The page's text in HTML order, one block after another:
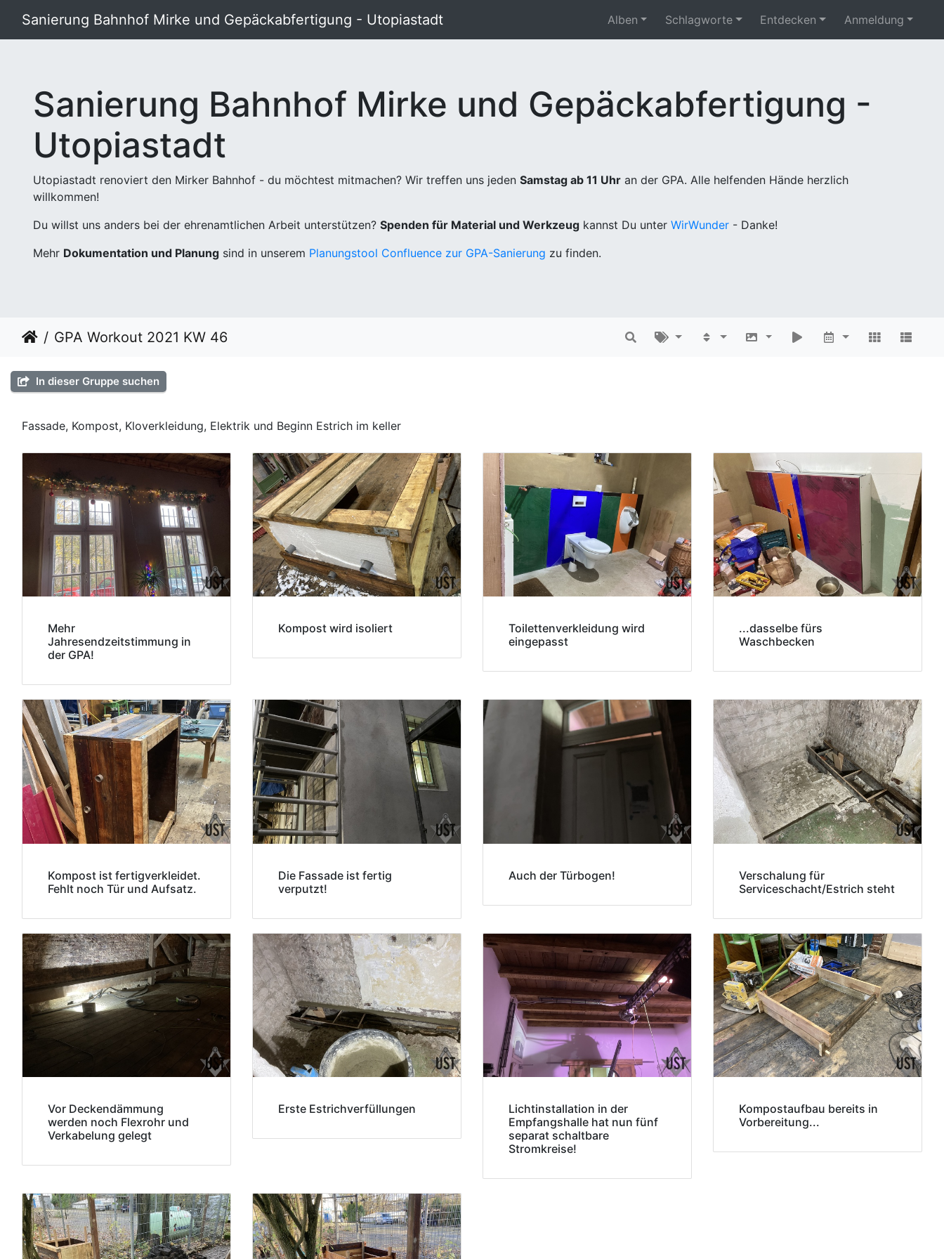
Sanierung Bahnhof Mirke und Gepäckabfertigung - Utopiastadt Alben Schlagworte Entdecken Anmeldung
Sanierung Bahnhof Mirke und Gepäckabfertigung -
Utopiastadt
Utopiastadt renoviert den Mirker Bahnhof - du möchtest mitmachen? Wir treffen uns jeden Samstag ab 11 Uhr an der GPA. Alle helfenden Hände herzlich
willkommen!
Du willst uns anders bei der ehrenamtlichen Arbeit unterstützen? Spenden für Material und Werkzeug kannst Du unter WirWunder - Danke!
Mehr Dokumentation und Planung sind in unserem Planungstool Confluence zur GPA-Sanierung zu finden.
GPA Workout 2021 KW 46
In dieser Gruppe suchen
Fassade, Kompost, Kloverkleidung, Elektrik und Beginn Estrich im keller
Mehr
Jahresendzeitstimmung in
der GPA!
Kompost wird isoliert
Toilettenverkleidung wird
eingepasst
...dasselbe fürs
Waschbecken
Kompost ist fertigverkleidet.
Fehlt noch Tür und Aufsatz.
Die Fassade ist fertig
verputzt!
Auch der Türbogen!
Verschalung für
Serviceschacht/Estrich steht
Vor Deckendämmung
werden noch Flexrohr und
Verkabelung gelegt
Erste Estrichverfüllungen
Lichtinstallation in der
Empfangshalle hat nun fünf
separat schaltbare
Stromkreise!
Kompostaufbau bereits in
Vorbereitung...